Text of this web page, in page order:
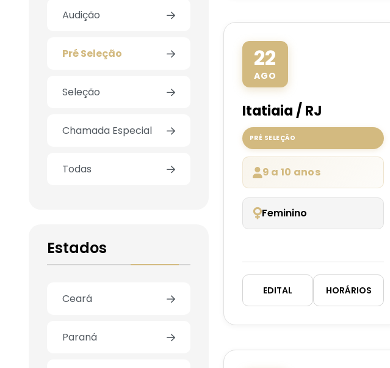
22
AGO
Itatiaia / RJ
PRÉ SELEÇÃO
9 a 10 anos
Feminino
EDITAL HORÁRIOS
Audição
Pré Seleção
Seleção
Chamada Especial
Todas
Estados
Ceará
Paraná